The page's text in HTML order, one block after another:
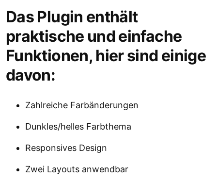
Das Plugin enthält
praktische und einfache
Funktionen, hier sind einige
davon:
Zahlreiche Farbänderungen
Dunkles/helles Farbthema
Responsives Design
Zwei Layouts anwendbar